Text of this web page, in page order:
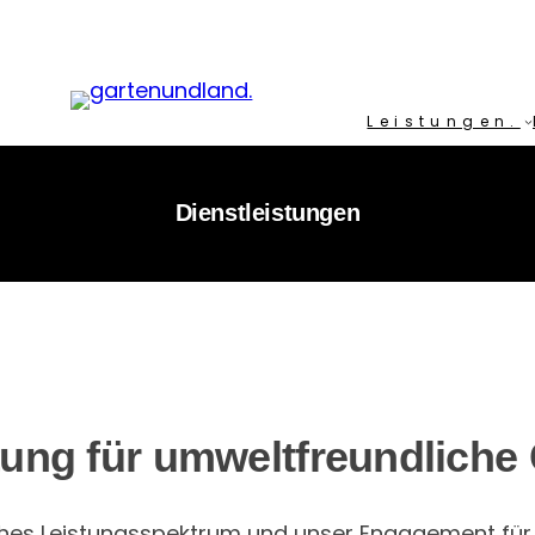
Leistungen.
Dienstleistungen
für umweltfreundliche